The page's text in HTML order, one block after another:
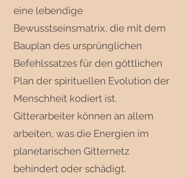
eine lebendige
Bewusstseinsmatrix, die mit dem
Bauplan des ursprünglichen
Befehlssatzes für den göttlichen
Plan der spirituellen Evolution der
Menschheit kodiert ist.
Gitterarbeiter können an allem
arbeiten, was die Energien im
planetarischen Gitternetz
behindert oder schädigt.